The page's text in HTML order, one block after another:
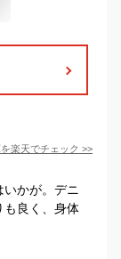
楽天でチェック >>
かが。デニ
も良く、身体